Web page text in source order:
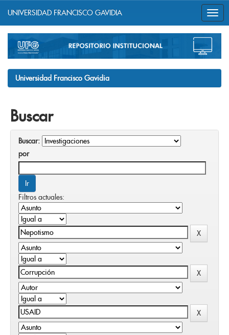
navigation
UNIVERSIDAD FRANCISCO GAVIDIA
Universidad Francisco Gavidia
Buscar
Buscar:
por
Filtros actuales: